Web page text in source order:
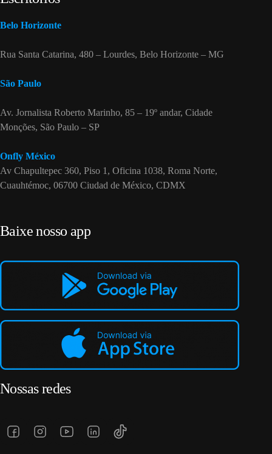
Belo Horizonte
Rua Santa Catarina, 480 – Lourdes, Belo Horizonte – MG
São Paulo
Av. Jornalista Roberto Marinho, 85 – 19º andar, Cidade
Monções, São Paulo – SP
Onfly México
Av Chapultepec 360, Piso 1, Oficina 1038, Roma Norte,
Cuauhtémoc, 06700 Ciudad de México, CDMX
Baixe nosso app
Nossas redes